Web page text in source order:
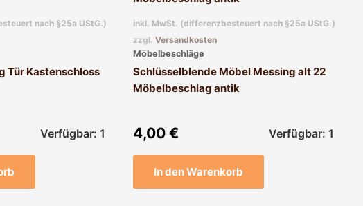
nach §25a UStG.)
Tür Kastenschloss
Verfügbar: 1
inkl. MwSt. (differenzbesteuert nach §25a UStG.)
zzgl. Versandkosten
Möbelbeschläge
Schlüsselblende Möbel Messing alt 22
Möbelbeschlag antik
4,00 € Verfügbar: 1
In den Warenkorb